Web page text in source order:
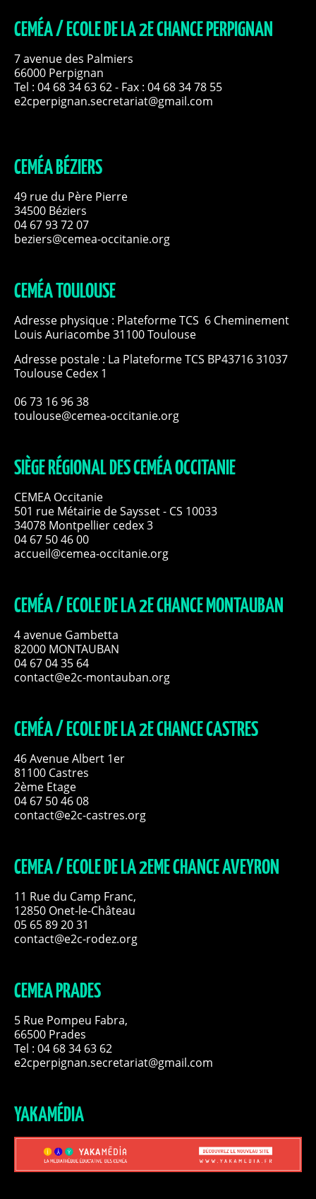
CEMÉA / ECOLE DE LA 2E CHANCE PERPIGNAN
7 avenue des Palmiers
66000 Perpignan
Tel : 04 68 34 63 62- Fax : 04 68 34 78 55
e2cperpignan.secretariat@gmail.com
CEMÉA BÉZIERS
49 rue du Père Pierre
34500 Béziers
04 67 93 72 07
beziers@cemea-occitanie.org
CEMÉA TOULOUSE
Adresse physique : Plateforme TCS 6 Cheminement
Louis Auriacombe 31100 Toulouse
Adresse postale : La Plateforme TCS BP43716 31037
Toulouse Cedex 1
06 73 16 96 38
toulouse@cemea-occitanie.org
SIÈGE RÉGIONAL DES CEMÉA OCCITANIE
CEMEA Occitanie
501 rue Métairie de Saysset - CS 10033
34078 Montpellier cedex 3
04 67 50 46 00
accueil@cemea-occitanie.org
CEMÉA / ECOLE DE LA 2E CHANCE MONTAUBAN
4 avenue Gambetta
82000 MONTAUBAN
04 67 04 35 64
contact@e2c-montauban.org
CEMÉA / ECOLE DE LA 2E CHANCE CASTRES
46 Avenue Albert 1er
81100 Castres
2ème Etage
04 67 50 46 08
contact@e2c-castres.org
CEMEA / ECOLE DE LA 2EME CHANCE AVEYRON
11 Rue du Camp Franc,
12850 Onet-le-Château
05 65 89 20 31
contact@e2c-rodez.org
CEMEA PRADES
5 Rue Pompeu Fabra,
66500 Prades
Tel : 04 68 34 63 62
e2cperpignan.secretariat@gmail.com
YAKAMÉDIA